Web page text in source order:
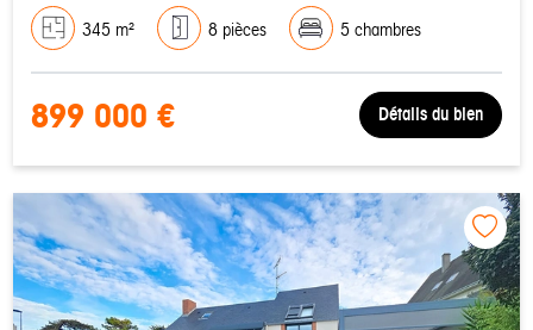
345 m² 8 pièces 5 chambres
899 000 € Détails du bien